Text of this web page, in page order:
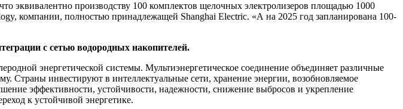
эквивалентно производству 100 комплектов щелочных электролизеров площадью 1000
компании, полностью принадлежащей Shanghai Electric. «А на 2025 год запланирована 100-
с сетью водородных накопителей.
энергетической системы. Мультиэнергетическое соединение объединяет различные
Страны инвестируют в интеллектуальные сети, хранение энергии, возобновляемое
эффективности, устойчивости, надежности, снижение выбросов и укрепление
к устойчивой энергетике.